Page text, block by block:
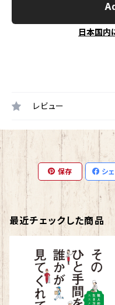
日本国内
レビュー
保存 シ
最近チェックした商品